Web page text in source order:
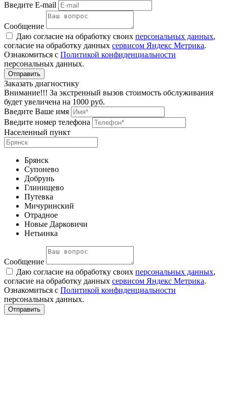
Введите E-mail
Сообщение
Даю согласие на обработку своих персональных данных,
согласие на обработку данных сервисом Яндекс Метрика.
Ознакомиться с Политикой конфиденциальности
персональных данных.
Заказать диагностику
Внимание!!! За экстренный вызов стоимость обслуживания
будет увеличена на 1000 руб.
Введите Ваше имя
Введите номер телефона
Населенный пункт
Брянск
Супонево
Добрунь
Глинищево
Путевка
Мичуринский
Отрадное
Новые Дарковичи
Нетьинка
Сообщение
Даю согласие на обработку своих персональных данных,
согласие на обработку данных сервисом Яндекс Метрика.
Ознакомиться с Политикой конфиденциальности
персональных данных.